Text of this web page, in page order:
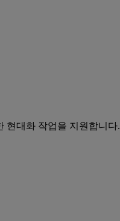
현대화 작업을 지원합니다.